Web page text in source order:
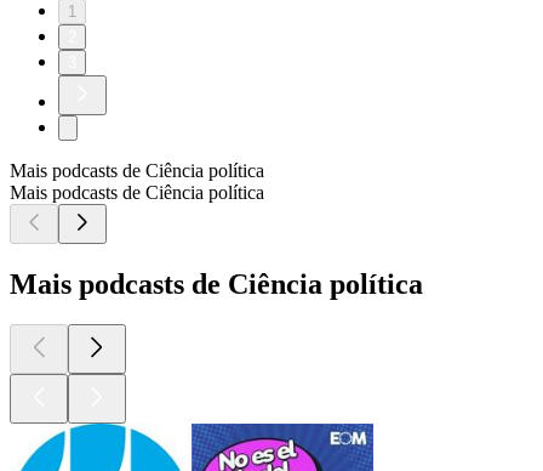
1
Mais podcasts de Ciência política
Mais podcasts de Ciência política
Mais podcasts de Ciência política